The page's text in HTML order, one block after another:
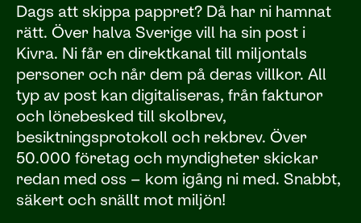
Dags att skippa pappret? Då har ni hamnat
rätt. Över halva Sverige vill ha sin post i
Kivra. Ni får en direktkanal till miljontals
personer och når dem på deras villkor. All
typ av post kan digitaliseras, från fakturor
och lönebesked till skolbrev,
besiktningsprotokoll och rekbrev. Över
50.000 företag och myndigheter skickar
redan med oss – kom igång ni med. Snabbt,
säkert och snällt mot miljön!